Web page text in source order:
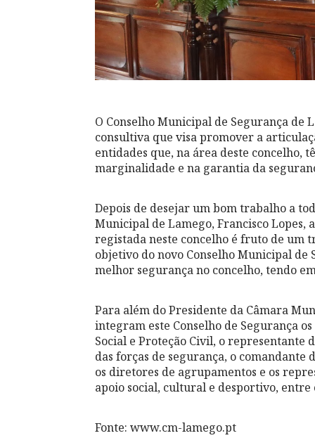
O Conselho Municipal de Segurança de
consultiva que visa promover a
entidades que, na área deste concelho,
marginalidade e na garantia da
Depois de desejar um bom trabalho a
Municipal de Lamego, Francisco
registada neste concelho é fruto de um
objetivo do novo Conselho Municipal de
melhor segurança no concelho, tendo
Para além do Presidente da Câmara
integram este Conselho de Segurança
Social e Proteção Civil, o representante
das forças de segurança, o
os diretores de agrupamentos e os
apoio social, cultural e desportivo, entre
Fonte: www.cm-lamego.pt